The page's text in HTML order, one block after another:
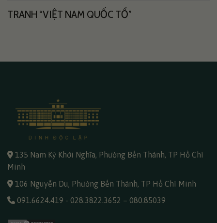
TRANH “VIỆT NAM QUỐC TỔ”
135 Nam Kỳ Khởi Nghĩa, Phường Bến Thành, TP Hồ Chí
Minh
106 Nguyễn Du, Phường Bến Thành, TP Hồ Chí Minh
091.6624.419 - 028.3822.3652 – 080.85039